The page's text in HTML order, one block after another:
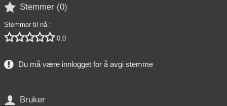
 Stemmer (0)
Stemmer til nå :
 0,0
Du må være innlogget for å avgi stemme
 Bruker